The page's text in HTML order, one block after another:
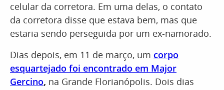
celular da corretora. Em uma delas, o contato
da corretora disse que estava bem, mas que
estaria sendo perseguida por um ex-namorado.
Dias depois, em 11 de março, um corpo
esquartejado foi encontrado em Major
Gercino, na Grande Florianópolis. Dois dias